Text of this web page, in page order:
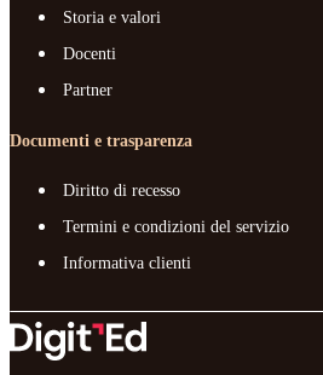
Storia e valori
Docenti
Partner
Documenti e trasparenza
Diritto di recesso
Termini e condizioni del servizio
Informativa clienti